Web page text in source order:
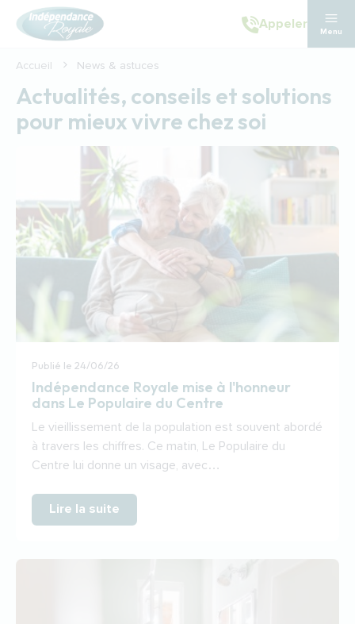
Aller au contenu principal
Appeler
Menu
Accueil News & astuces
Actualités, conseils et solutions
pour mieux vivre chez soi
Publié le 24/06/26
Indépendance Royale mise à l'honneur
dans Le Populaire du Centre
Le vieillissement de la population est souvent abordé
à travers les chiffres. Ce matin, Le Populaire du
Centre lui donne un visage, avec…
Lire la suite